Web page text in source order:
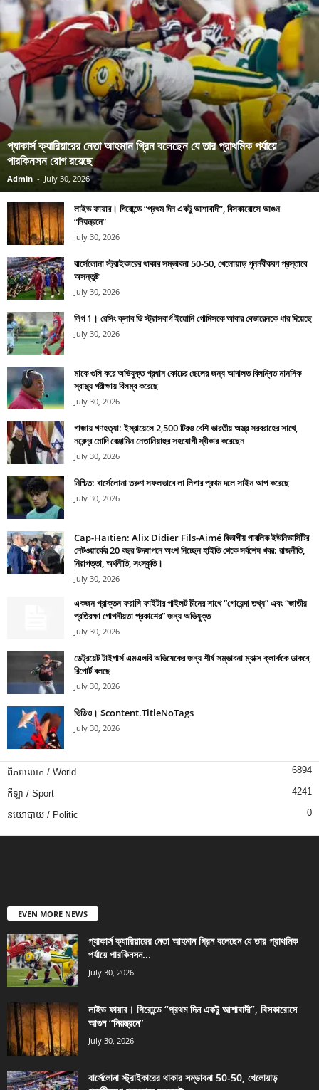
প্যাকার্স ক্যারিয়ারের নেতা আহমান গ্রিন বলেছেন যে তার প্রাথমিক পর্যায়ে
পারকিনসন রোগ রয়েছে
Admin - July 30, 2026
লাইভ ফায়ার। গিরোন্ডে “প্রথম দিন একটু আশাবাদী”, বিসকারোসে আগুন
“নিয়ন্ত্রনে”
July 30, 2026
বার্সেলোনা স্ট্রাইকারের থাকার সম্ভাবনা 50-50, খেলোয়াড় পুনর্নবীকরণ প্রস্তাবে
অসন্তুষ্ট
July 30, 2026
লিগ 1। রেসিং ক্লাব ডি স্ট্রাসবার্গ ইয়োনি গোমিসকে আবার বেভারেনকে ধার দিয়েছে
July 30, 2026
মাকে গুলি করে অভিযুক্ত প্রধান কোচের ছেলের জন্য আদালত বিলম্বিত মানসিক
স্বাস্থ্য পরীক্ষায় বিলম্ব করেছে
July 30, 2026
গাজায় গণহত্যা: ইস্রায়েলে 2,500 টিরও বেশি ভারতীয় অস্ত্র সরবরাহের সাথে,
নরেন্দ্র মোদি বেঞ্জামিন নেতানিয়াহুর সহযোগী স্বীকার করেছেন
July 30, 2026
নিশ্চিত: বার্সেলোনা তরুণ সফলভাবে লা লিগার প্রথম দলে সাইন আপ করেছে
July 30, 2026
Cap-Haïtien: Alix Didier Fils-Aimé বিভাগীয় পাবলিক ইউনিভার্সিটির
নেটওয়ার্কের 20 বছর উদযাপনে অংশ নিচ্ছেন হাইতি থেকে সর্বশেষ খবর: রাজনীতি,
নিরাপত্তা, অর্থনীতি, সংস্কৃতি।
July 30, 2026
একজন প্রাক্তন ফরাসি ফাইটার পাইলট চীনের সাথে “গোয়েন্দা তথ্য” এবং “জাতীয়
প্রতিরক্ষা গোপনীয়তা প্রকাশের” জন্য অভিযুক্ত
July 30, 2026
ডেট্রয়েট টাইগার্স এমএলবি অভিষেকের জন্য শীর্ষ সম্ভাবনা ম্যাক্স ক্লার্ককে ডাকবে,
রিপোর্ট বলছে
July 30, 2026
ভিডিও। $content.TitleNoTags
July 30, 2026
ពិភពលោក / World 6894
កីឡា / Sport 4241
នយោបាយ / Politic 0
EVEN MORE NEWS
প্যাকার্স ক্যারিয়ারের নেতা আহমান গ্রিন বলেছেন যে তার প্রাথমিক
পর্যায়ে পারকিনসন...
July 30, 2026
লাইভ ফায়ার। গিরোন্ডে “প্রথম দিন একটু আশাবাদী”, বিসকারোসে
আগুন “নিয়ন্ত্রনে”
July 30, 2026
বার্সেলোনা স্ট্রাইকারের থাকার সম্ভাবনা 50-50, খেলোয়াড়